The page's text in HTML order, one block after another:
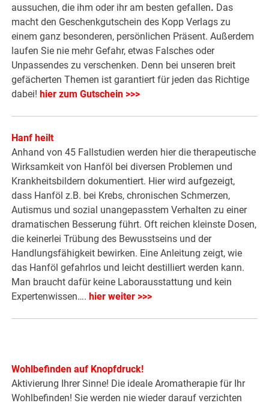
aussuchen, die ihm oder ihr am besten gefallen. Das
macht den Geschenkgutschein des Kopp Verlags zu
einem ganz besonderen, persönlichen Präsent. Außerdem
laufen Sie nie mehr Gefahr, etwas Falsches oder
Unpassendes zu verschenken. Denn bei unseren breit
gefächerten Themen ist garantiert für jeden das Richtige
dabei! hier zum Gutschein >>>
Hanf heilt
Anhand von 45 Fallstudien werden hier die therapeutische
Wirksamkeit von Hanföl bei diversen Problemen und
Krankheitsbildern dokumentiert. Hier wird aufgezeigt,
dass Hanföl z.B. bei Krebs, chronischen Schmerzen,
Autismus und sozial unangepasstem Verhalten zu einer
dramatischen Besserung führt. Oft reichen kleinste Dosen,
die keinerlei Trübung des Bewusstseins und der
Handlungsfähigkeit bewirken. Eine Anleitung zeigt, wie
das Hanföl gefahrlos und leicht destilliert werden kann.
Man braucht dafür keine Laborausstattung und kein
Expertenwissen…. hier weiter >>>
Wohlbefinden auf Knopfdruck!
Aktivierung Ihrer Sinne! Die ideale Aromatherapie für Ihr
Wohlbefinden! Sie werden nie wieder darauf verzichten